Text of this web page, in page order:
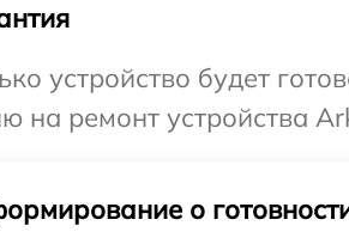
устройство будет
на ремонт устройства
о